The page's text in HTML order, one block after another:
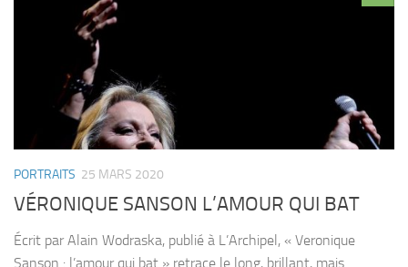
PORTRAITS 25 MARS 2020
VÉRONIQUE SANSON L’AMOUR QUI BAT
Écrit par Alain Wodraska, publié à L’Archipel, « Veronique
Sanson : l’amour qui bat » retrace le long, brillant, mais